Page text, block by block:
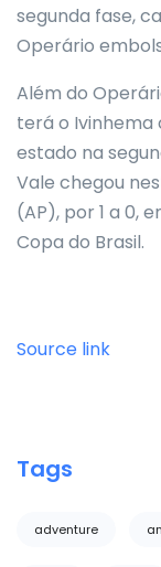
segunda fase,
Operário
Além do
terá o
estado na
Vale chegou
(AP), por 1 a 0,
Copa do Brasil.
Source link
Tags
adventure